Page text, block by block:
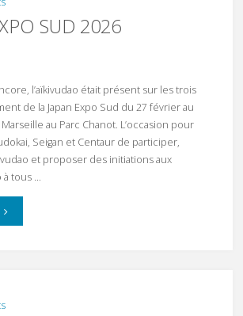
SUD 2026
l’aïkivudao était présent sur les trois
de la Japan Expo Sud du 27 février au
Marseille au Parc Chanot. L’occasion pour
Seigan et Centaur de participer,
et proposer des initiations aux
à tous …
"JAPAN